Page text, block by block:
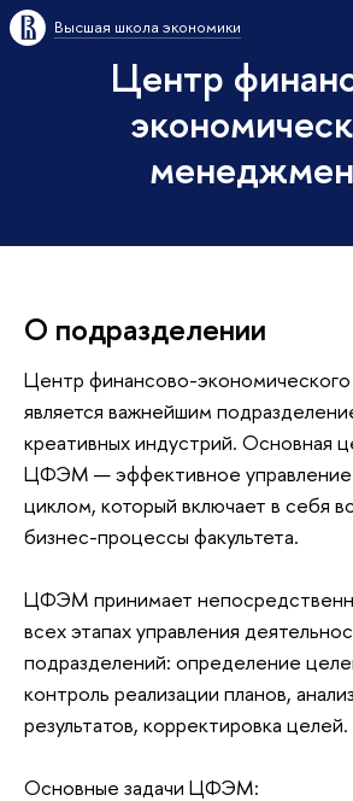
Высшая школа экономики
Центр
О подразделении
Центр финансово-
является важнейшим
креативных индустрий. Основная
ЦФЭМ — эффективное
циклом, который включает в себя
бизнес-процессы факультета.
ЦФЭМ принимает
всех этапах управления
подразделений: определение
контроль реализации планов,
результатов, корректировка целей.
Основные задачи ЦФЭМ: